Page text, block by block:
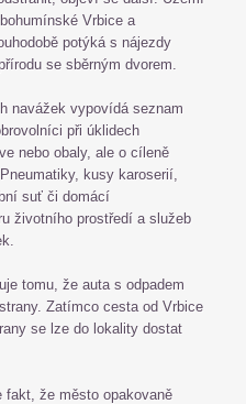
Vrbice a
potýká s nájezdy
se sběrným dvorem.
navážek vypovídá seznam
při úklidech
nebo obaly, ale o cíleně
kusy karoserií,
suť či domácí
životního prostředí a služeb
tomu, že auta s odpadem
Zatímco cesta od Vrbice
se lze do lokality dostat
fakt, že město opakovaně